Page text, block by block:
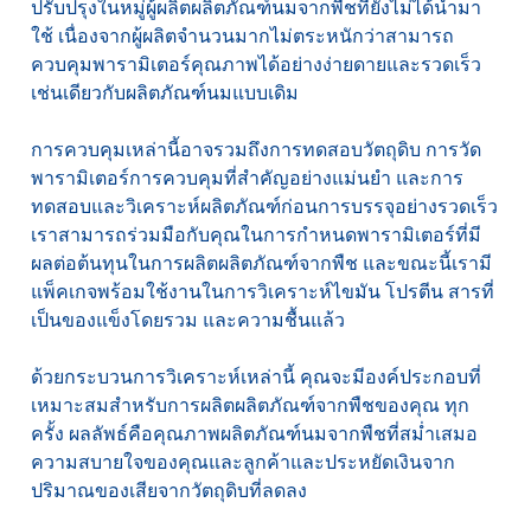
ปรับปรุงในหมู่ผู้ผลิตผลิตภัณฑ์นมจากพืชที่ยังไม่ได้นำมา
ใช้ เนื่องจากผู้ผลิตจำนวนมากไม่ตระหนักว่าสามารถ
ควบคุมพารามิเตอร์คุณภาพได้อย่างง่ายดายและรวดเร็ว
เช่นเดียวกับผลิตภัณฑ์นมแบบเดิม
การควบคุมเหล่านี้อาจรวมถึงการทดสอบวัตถุดิบ การวัด
พารามิเตอร์การควบคุมที่สำคัญอย่างแม่นยำ และการ
ทดสอบและวิเคราะห์ผลิตภัณฑ์ก่อนการบรรจุอย่างรวดเร็ว
เราสามารถร่วมมือกับคุณในการกำหนดพารามิเตอร์ที่มี
ผลต่อต้นทุนในการผลิตผลิตภัณฑ์จากพืช และขณะนี้เรามี
แพ็คเกจพร้อมใช้งานในการวิเคราะห์ไขมัน โปรตีน สารที่
เป็นของแข็งโดยรวม และความชื้นแล้ว
ด้วยกระบวนการวิเคราะห์เหล่านี้ คุณจะมีองค์ประกอบที่
เหมาะสมสำหรับการผลิตผลิตภัณฑ์จากพืชของคุณ ทุก
ครั้ง ผลลัพธ์คือคุณภาพผลิตภัณฑ์นมจากพืชที่สม่ำเสมอ
ความสบายใจของคุณและลูกค้าและประหยัดเงินจาก
ปริมาณของเสียจากวัตถุดิบที่ลดลง